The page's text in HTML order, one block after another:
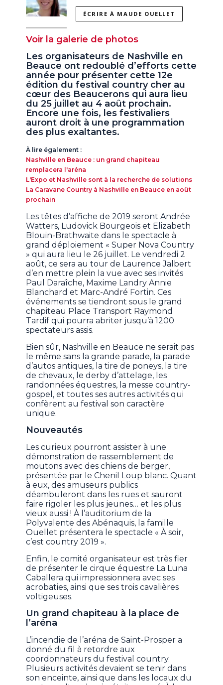
ÉCRIRE À MAUDE OUELLET
Voir la galerie de photos
Les organisateurs de Nashville en
Beauce ont redoublé d’efforts cette
année pour présenter cette 12e
édition du festival country cher au
cœur des Beaucerons qui aura lieu
du 25 juillet au 4 août prochain.
Encore une fois, les festivaliers
auront droit à une programmation
des plus exaltantes.
À lire également :
Nashville en Beauce : un grand chapiteau
remplacera l'aréna
L'Expo et Nashville sont à la recherche de solutions
La Caravane Country à Nashville en Beauce en août
prochain
Les têtes d’affiche de 2019 seront Andrée
Watters, Ludovick Bourgeois et Elizabeth
Blouin-Brathwaite dans le spectacle à
grand déploiement « Super Nova Country
» qui aura lieu le 26 juillet. Le vendredi 2
août, ce sera au tour de Laurence Jalbert
d’en mettre plein la vue avec ses invités
Paul Daraîche, Maxime Landry Annie
Blanchard et Marc-André Fortin. Ces
événements se tiendront sous le grand
chapiteau Place Transport Raymond
Tardif qui pourra abriter jusqu’à 1200
spectateurs assis.
Bien sûr, Nashville en Beauce ne serait pas
le même sans la grande parade, la parade
d’autos antiques, la tire de poneys, la tire
de chevaux, le derby d’attelage, les
randonnées équestres, la messe country-
gospel, et toutes ses autres activités qui
confèrent au festival son caractère
unique.
Nouveautés
Les curieux pourront assister à une
démonstration de rassemblement de
moutons avec des chiens de berger,
présentée par le Chenil Loup blanc. Quant
à eux, des amuseurs publics
déambuleront dans les rues et sauront
faire rigoler les plus jeunes… et les plus
vieux aussi ! À l’auditorium de la
Polyvalente des Abénaquis, la famille
Ouellet présentera le spectacle « À soir,
c’est country 2019 ».
Enfin, le comité organisateur est très fier
de présenter le cirque équestre La Luna
Caballera qui impressionnera avec ses
acrobaties, ainsi que ses trois cavalières
voltigeuses.
Un grand chapiteau à la place de
l’aréna
L’incendie de l’aréna de Saint-Prosper a
donné du fil à retordre aux
coordonnateurs du festival country.
Plusieurs activités devaient se tenir dans
son enceinte, ainsi que dans les locaux du